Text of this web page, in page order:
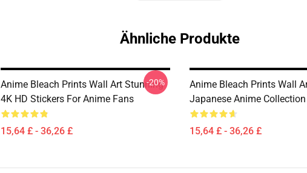
Ähnliche Produkte
Anime Bleach Prints Wall Art Stunning
4K HD Stickers For Anime Fans
15,64 £ - 36,26 £
-20%
Anime Bleach Prints Wall
Japanese Anime Collection
15,64 £ - 36,26 £